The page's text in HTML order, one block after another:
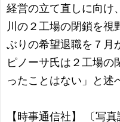
経営の立て直しに向け
川の２工場の閉鎖を視
ぶりの希望退職を７月
ピノーサ氏は２工場の
ったことはない」と述
【時事通信社】 〔写